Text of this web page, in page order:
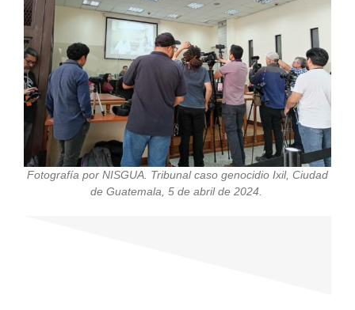
Fotografía por NISGUA. Tribunal caso genocidio Ixil, Ciudad
de Guatemala, 5 de abril de 2024.